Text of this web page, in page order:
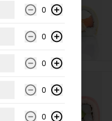
-
0
0
0
0
0